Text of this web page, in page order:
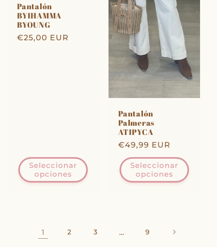
Pantalón
BYIHAMMA
BYOUNG
Precio
€25,00 EUR
Seleccionar
opciones
Pantalón
Palmeras
ATIPYCA
Precio
habitual
€49,99 EUR
Seleccionar
opciones
1 2 3 … 9